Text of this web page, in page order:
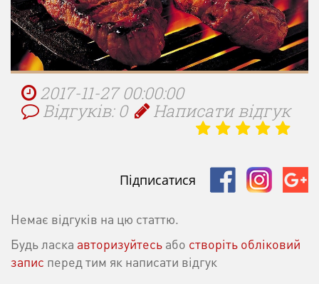
2017-11-27 00:00:00
Відгуків: 0
Написати відгук
Підписатися
Немає відгуків на цю статтю.
Будь ласка авторизуйтесь або створіть обліковий
запис перед тим як написати відгук